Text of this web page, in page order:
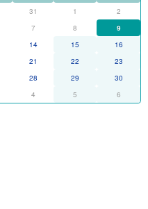
31 1
2
7 8
9
14 15
16
21 22
23
28 29
30
4 5 6